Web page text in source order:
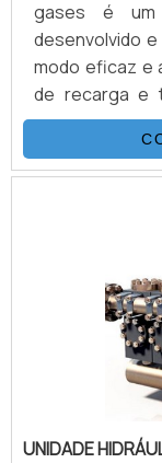
gases é um
desenvolvido
modo eficaz e
de recarga e
possível
seguir:
Carga de
de Pressão
mesmo
bombas
UNIDADE